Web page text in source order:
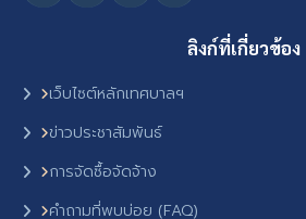
ลิงก์ที่เกี่ยวข้อง
เว็บไซต์หลักเทศบาลฯ
ข่าวประชาสัมพันธ์
การจัดซื้อจัดจ้าง
คำถามที่พบบ่อย (FAQ)